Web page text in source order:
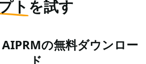
ト を試す
の無料ダウンロー
ド